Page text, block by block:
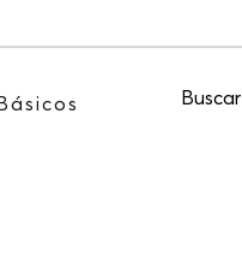
nuestro NEWSLETTER
Básicos Buscar